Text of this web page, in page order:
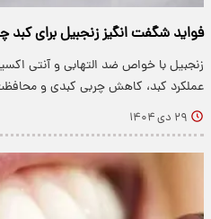
فواید شگفت انگیز زنجبیل برای
زنجبیل با خواص ضد التهابی و آنتی
عملکرد کبد، کاهش چربی کبدی و
۲۹ دی ۱۴۰۴